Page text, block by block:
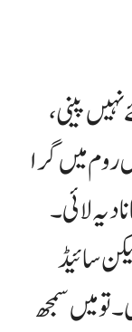
پینی،
روم میں گرا
لائی۔
سائیڈ
میں سمجھ